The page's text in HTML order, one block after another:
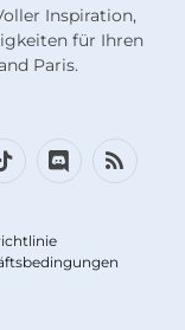
Inspiration,
für Ihren
Paris.
TikTokDiskordRSS